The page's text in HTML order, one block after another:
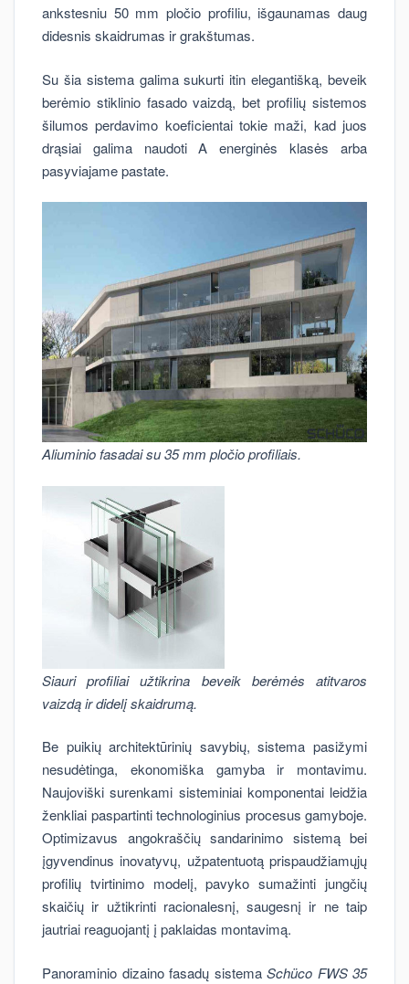
ankstesniu 50 mm pločio profiliu, išgaunamas daug
didesnis skaidrumas ir grakštumas.
Su šia sistema galima sukurti itin elegantišką, beveik
berėmio stiklinio fasado vaizdą, bet profilių sistemos
šilumos perdavimo koeficientai tokie maži, kad juos
drąsiai galima naudoti A energinės klasės arba
pasyviajame pastate.
Aliuminio fasadai su 35 mm pločio profiliais.
Siauri profiliai užtikrina beveik berėmės atitvaros
vaizdą ir didelį skaidrumą.
Be puikių architektūrinių savybių, sistema pasižymi
nesudėtinga, ekonomiška gamyba ir montavimu.
Naujoviški surenkami sisteminiai komponentai leidžia
ženkliai paspartinti technologinius procesus gamyboje.
Optimizavus angokraščių sandarinimo sistemą bei
įgyvendinus inovatyvų, užpatentuotą prispaudžiamųjų
profilių tvirtinimo modelį, pavyko sumažinti jungčių
skaičių ir užtikrinti racionalesnį, saugesnį ir ne taip
jautriai reaguojantį į paklaidas montavimą.
Panoraminio dizaino fasadų sistema Schüco FWS 35